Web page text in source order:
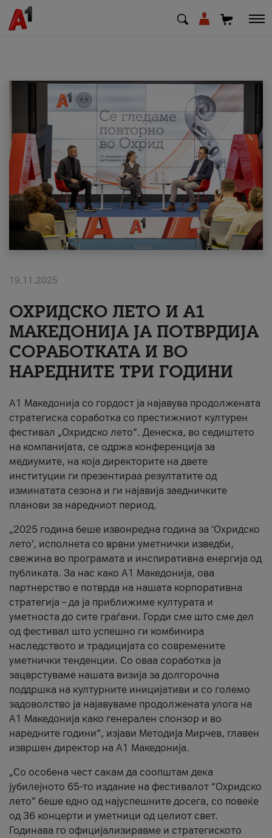
МК SQ
Приватни Деловни
Поддршка
Надополни кредит
#ПодобарОнлајн
19.11.2025
ОХРИДСКО ЛЕТО И A1
МАКЕДОНИЈА ЈА ПОТВРДИЈА
СОРАБОТКАТА И ВО
НАРЕДНИТЕ ТРИ ГОДИНИ
A1 Македонија со гордост ја најавува продолжената
стратегиска соработка со престижниот културен
фестивал „Охридско лето“. Денеска, во седиштето
на компанијата, се одржа конференција за
медиумите, на која директорите на двете
институции ги презентираа резултатите од
изминатата сезона и ги најавија заедничките
планови за наредниот период.
„2025 година беше извонредна година за ‘Охридско
лето’, исполнета со врвни уметнички изведби,
свежина во програмата и инспиративна енергија од
публиката. За нас како A1 Македонија, ова
партнерство е потврда на нашата корпоративна
стратегија – да ја приближиме културата и
уметноста до сите граѓани. Горди сме што сме дел
од фестивал што успешно ги комбинира
наследството и традицијата со современите
уметнички тенденции. Со оваа соработка ја
зацврстуваме нашата визија за долгорочна
поддршка на културните иницијативи и со големо
задоволство ја најавуваме продолжената улога на
A1 Македонија како генерален спонзор и во
наредните години“, изјави Методија Мирчев, главен
извршен директор на A1 Македонија.
„Со особена чест сакам да соопштам дека
јубилејното 65-то издание на фестивалот “Охридско
лето” беше едно од најуспешните досега, со повеќе
од 36 концерти и уметници од целиот свет.
Годинава го официјализиравме и стратегиското